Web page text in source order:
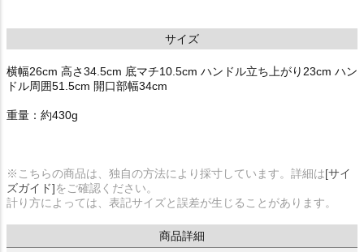
サイズ
横幅26cm 高さ34.5cm 底マチ10.5cm ハンドル立ち上がり23cm ハン
ドル周囲51.5cm 開口部幅34cm
重量：約430g
※こちらの商品は、独自の方法により採寸しています。詳細は[サイ
ズガイド]をご確認ください。
計り方によっては、表記サイズと誤差が生じることがあります。
商品詳細